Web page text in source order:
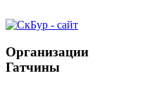
Организации
Гатчины